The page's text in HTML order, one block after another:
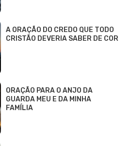
A ORAÇÃO DO CREDO QUE TODO
CRISTÃO DEVERIA SABER DE COR
ORAÇÃO PARA O ANJO DA
GUARDA MEU E DA MINHA
FAMÍLIA